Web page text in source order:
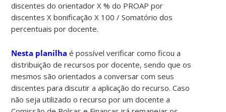
discentes do orientador X % do PROAP por
discentes X bonificação X 100 / Somatório dos
percentuais por docente.
Nesta planilha é possível verificar como ficou a
distribuição de recursos por docente, sendo que os
mesmos são orientados a conversar com seus
discentes para discutir a aplicação do recurso. Caso
não seja utilizado o recurso por um docente a